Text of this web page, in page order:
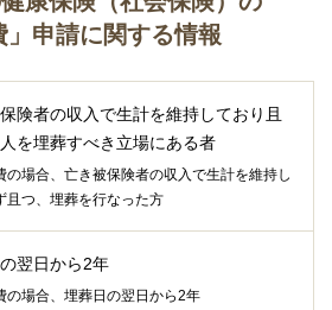
」申請に関する情報
険者の収入で生計を維持しており且
を埋葬すべき立場にある者
場合、亡き被保険者の収入で生計を維持し
且つ、埋葬を行なった方
翌日から2年
場合、埋葬日の翌日から2年